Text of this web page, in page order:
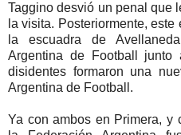
Taggino desvió un penal que
la visita. Posteriormente,
la escuadra de
Argentina de Football
disidentes formaron una
Argentina de Football.
Ya con ambos en Primera, y